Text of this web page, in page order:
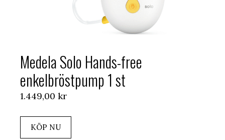
Medela Solo Hands-free
enkelbröstpump 1 st
1.449,00 kr
KÖP NU